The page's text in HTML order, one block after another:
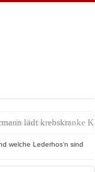
lädt krebskranke
Branche wurde
welche Lederhos‘n sind